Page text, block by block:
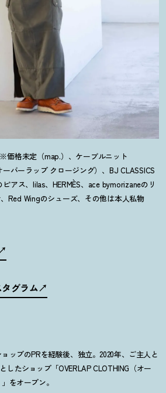
価格未定（map.）、ケーブルニット
バーラップ クロージング）、BJ CLASSICS
アス、lilas、HERMÈS、ace bymorizaneのリ
Red Wingのシューズ、その他は本人私物
グラム
ップのPRを経験後、独立。2020年、ご主人と
したショップ「OVERLAP CLOTHING（オー
をオープン。